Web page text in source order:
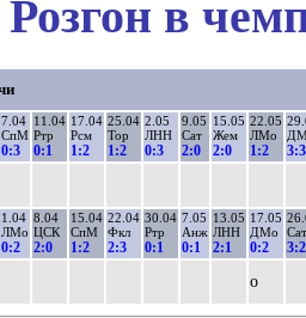
в
7.04
СпМ
0:3
11.04
Ртр
0:1
17.04
Рсм
1:2
25.04
Тор
1:2
2.05
ЛНН
0:3
9.05
Сат
2:0
15.05
Жем
2:0
22.05
ЛМо
1:2 3:3
1.04
ЛМо
0:2
8.04
ЦСК
2:0
15.04
СпМ
1:2
22.04
Фкл
2:3
30.04
Ртр
0:1
7.05
Анж
0:1
13.05
ЛНН
2:1
17.05
ДМо
0:2
Сат
3:2
о